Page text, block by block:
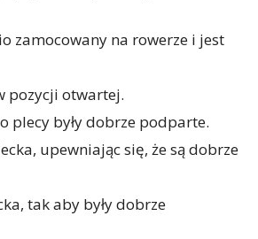
zamocowany na rowerze i jest
pozycji otwartej.
plecy były dobrze podparte.
upewniając się, że są dobrze
tak aby były dobrze